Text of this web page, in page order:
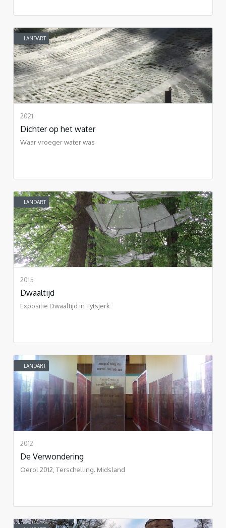
LANDART
2021
Dichter op het water
Waar vroeger water was
LANDART
2015
Dwaaltijd
Expositie Dwaaltijd in Tytsjerk
LANDART
2012
De Verwondering
Oerol 2012, Terschelling. Midsland